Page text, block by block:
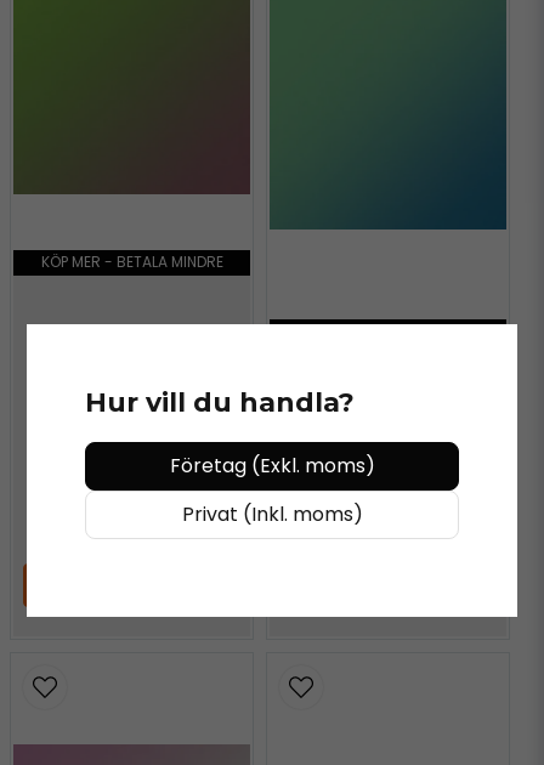
KÖP MER - BETALA MINDRE
/ Meter
AQUAMARINE
745 kr
Hur vill du handla?
Företag (Exkl. moms)
Privat (Inkl. moms)